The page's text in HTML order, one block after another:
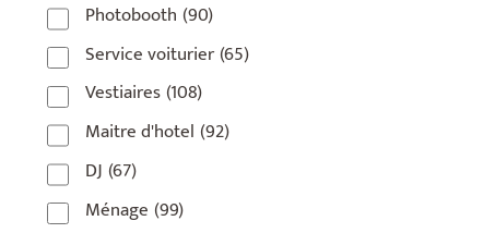
75016(14)
75017(2)
75018 (7)
75019 (4)
75020
92110(1)
Photobooth (90)
Service voiturier(65)
Vestiaires(108)
Maitre d'hotel (92)
DJ (67)
Ménage (99)